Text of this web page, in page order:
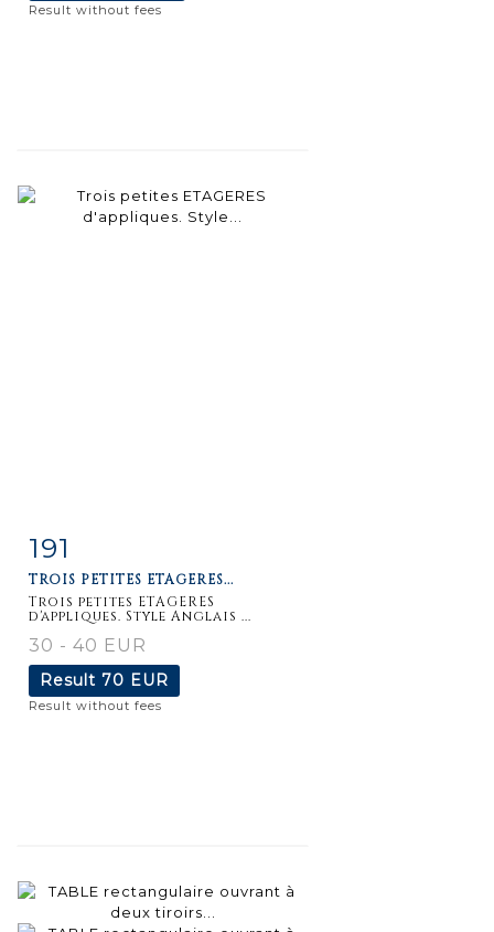
Result without fees
Item detail
191
TROIS PETITES ETAGERES...
Trois petites ETAGERES
d'appliques. Style Anglais ...
30 - 40 EUR
Result 70 EUR
Result without fees